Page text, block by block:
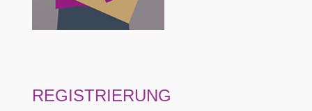
REGISTRIERUNG